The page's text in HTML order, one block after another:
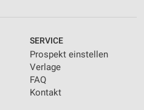
SERVICE
Prospekt einstellen
Verlage
FAQ
Kontakt